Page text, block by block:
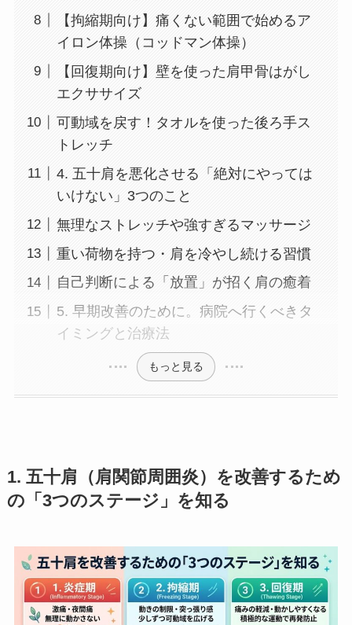
【拘縮期向け】痛くない範囲で始めるア
イロン体操（コッドマン体操）
【回復期向け】壁を使った肩甲骨はがし
エクササイズ
可動域を戻す！タオルを使った後ろ手ス
トレッチ
4. 五十肩を悪化させる「絶対にやっては
いけない」3つのこと
無理なストレッチや強すぎるマッサージ
重い荷物を持つ・肩を冷やし続ける習慣
自己判断による「放置」が招く肩の癒着
5. 早期改善のために。病院へ行くべきタ
イミングと治療法
もっと見る
1. 五十肩（肩関節周囲炎）を改善するため
の「3つのステージ」を知る